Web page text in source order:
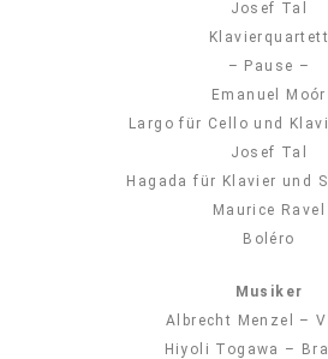
Josef Tal
Klavierquartett
– Pause –
Emanuel Moór
Largo für Cello und
Josef Tal
Hagada für Klavier und
Maurice Ravel
Boléro
Musiker
Albrecht Menzel –
Hiyoli Togawa –